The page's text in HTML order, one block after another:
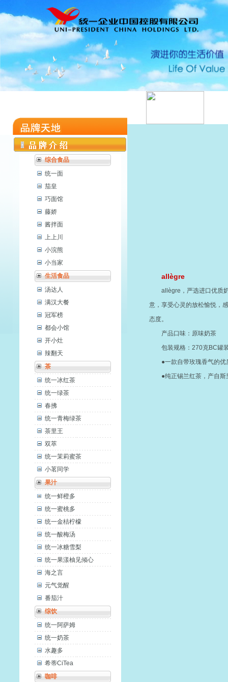
综合食品
统一面
茄皇
巧面馆
藤娇
酱拌面
上上川
小浣熊
小当家
生活食品
汤达人
满汉大餐
冠军榜
都会小馆
开小灶
辣翻天
茶
统一冰红茶
统一绿茶
春拂
统一青梅绿茶
茶里王
双萃
统一茉莉蜜茶
小茗同学
果汁
统一鲜橙多
统一蜜桃多
统一金桔柠檬
统一酸梅汤
统一冰糖雪梨
统一果漾柚见倾心
海之言
元气觉醒
番茄汁
综饮
统一阿萨姆
统一奶茶
水趣多
希蒂CiTea
咖啡
allègre
allègre，严选进口优质
意，享受心灵的放松愉悦，
态度。
产品口味：原味奶茶
包装规格：270克BC罐
●一款自带玫瑰香气的优
●纯正锡兰红茶，产自